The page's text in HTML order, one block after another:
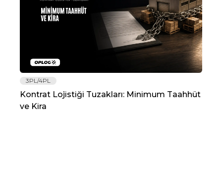
3PL/4PL
Kontrat Lojistiği Tuzakları: Minimum Taahhüt
ve Kira